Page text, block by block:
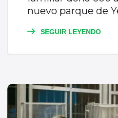
nuevo parque de
SEGUIR LEYENDO